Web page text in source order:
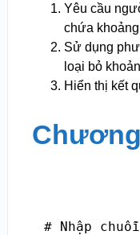
Yêu cầu
chứa
Sử dụng
loại bỏ
Hiển thị kết
# Nhập